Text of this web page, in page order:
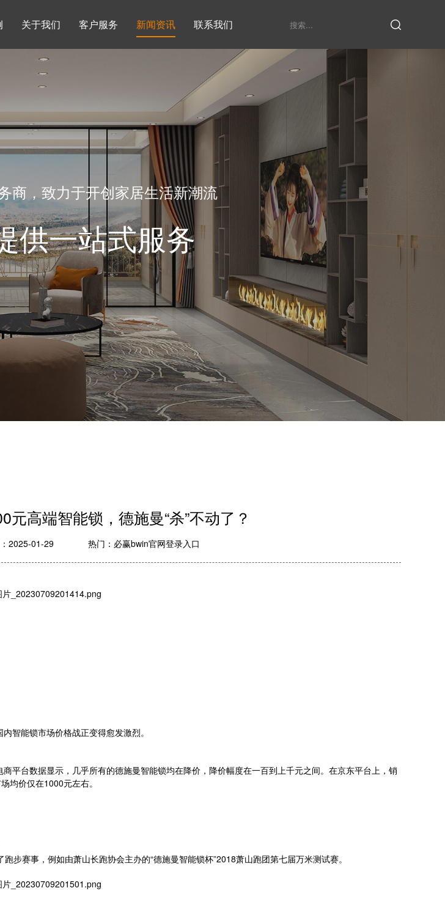
衣帽间
酒柜系列 鞋柜系列 衣柜系列
关于我们
发展历程
客户服务 新闻资讯
家具定制厂家
联系我们
商，致力于开创家居生活新潮流
供一站式服务
高端智能锁，德施曼“杀”不动了？
2025-01-29 热门： 必赢bwin官网登录入口
智能锁市场价格战正变得愈发激烈。
平台数据显示，几乎所有的德施曼智能锁均在降价，降价幅度在一百到上千元之间。在京东平台上，销
均价仅在1000元左右。
赛事，例如由萧山长跑协会主办的“德施曼智能锁杯”2018萧山跑团第七届万米测试赛。